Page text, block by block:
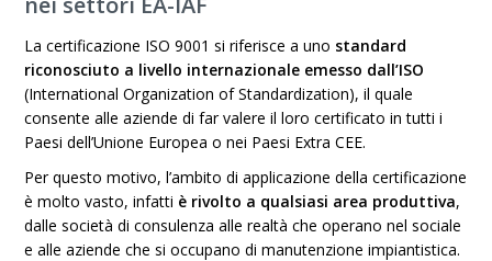
La certificazione ISO 9001 si riferisce a uno standard
riconosciuto a livello internazionale emesso dall’ISO
(International Organization of Standardization), il quale
consente alle aziende di far valere il loro certificato in tutti i
Paesi dell’Unione Europea o nei Paesi Extra CEE.
Per questo motivo, l’ambito di applicazione della certificazione
è molto vasto, infatti è rivolto a qualsiasi area produttiva,
dalle società di consulenza alle realtà che operano nel sociale
e alle aziende che si occupano di manutenzione impiantistica.